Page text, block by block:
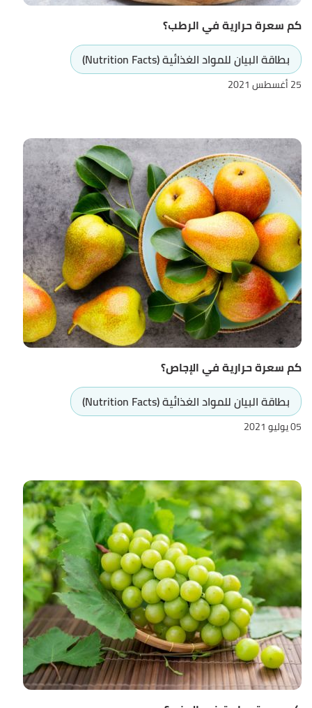
كم سعرة حرارية في الرطب؟
بطاقة البيان للمواد الغذائية (Nutrition Facts)
25 أغسطس 2021
كم سعرة حرارية في الإجاص؟
بطاقة البيان للمواد الغذائية (Nutrition Facts)
05 يوليو 2021